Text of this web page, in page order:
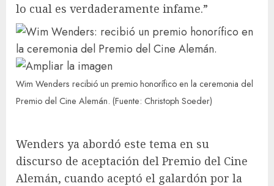
lo cual es verdaderamente infame.”
Wim Wenders recibió un premio honorífico en la ceremonia del
Premio del Cine Alemán. (Fuente: Christoph Soeder)
Wenders ya abordó este tema en su
discurso de aceptación del Premio del Cine
Alemán, cuando aceptó el galardón por la